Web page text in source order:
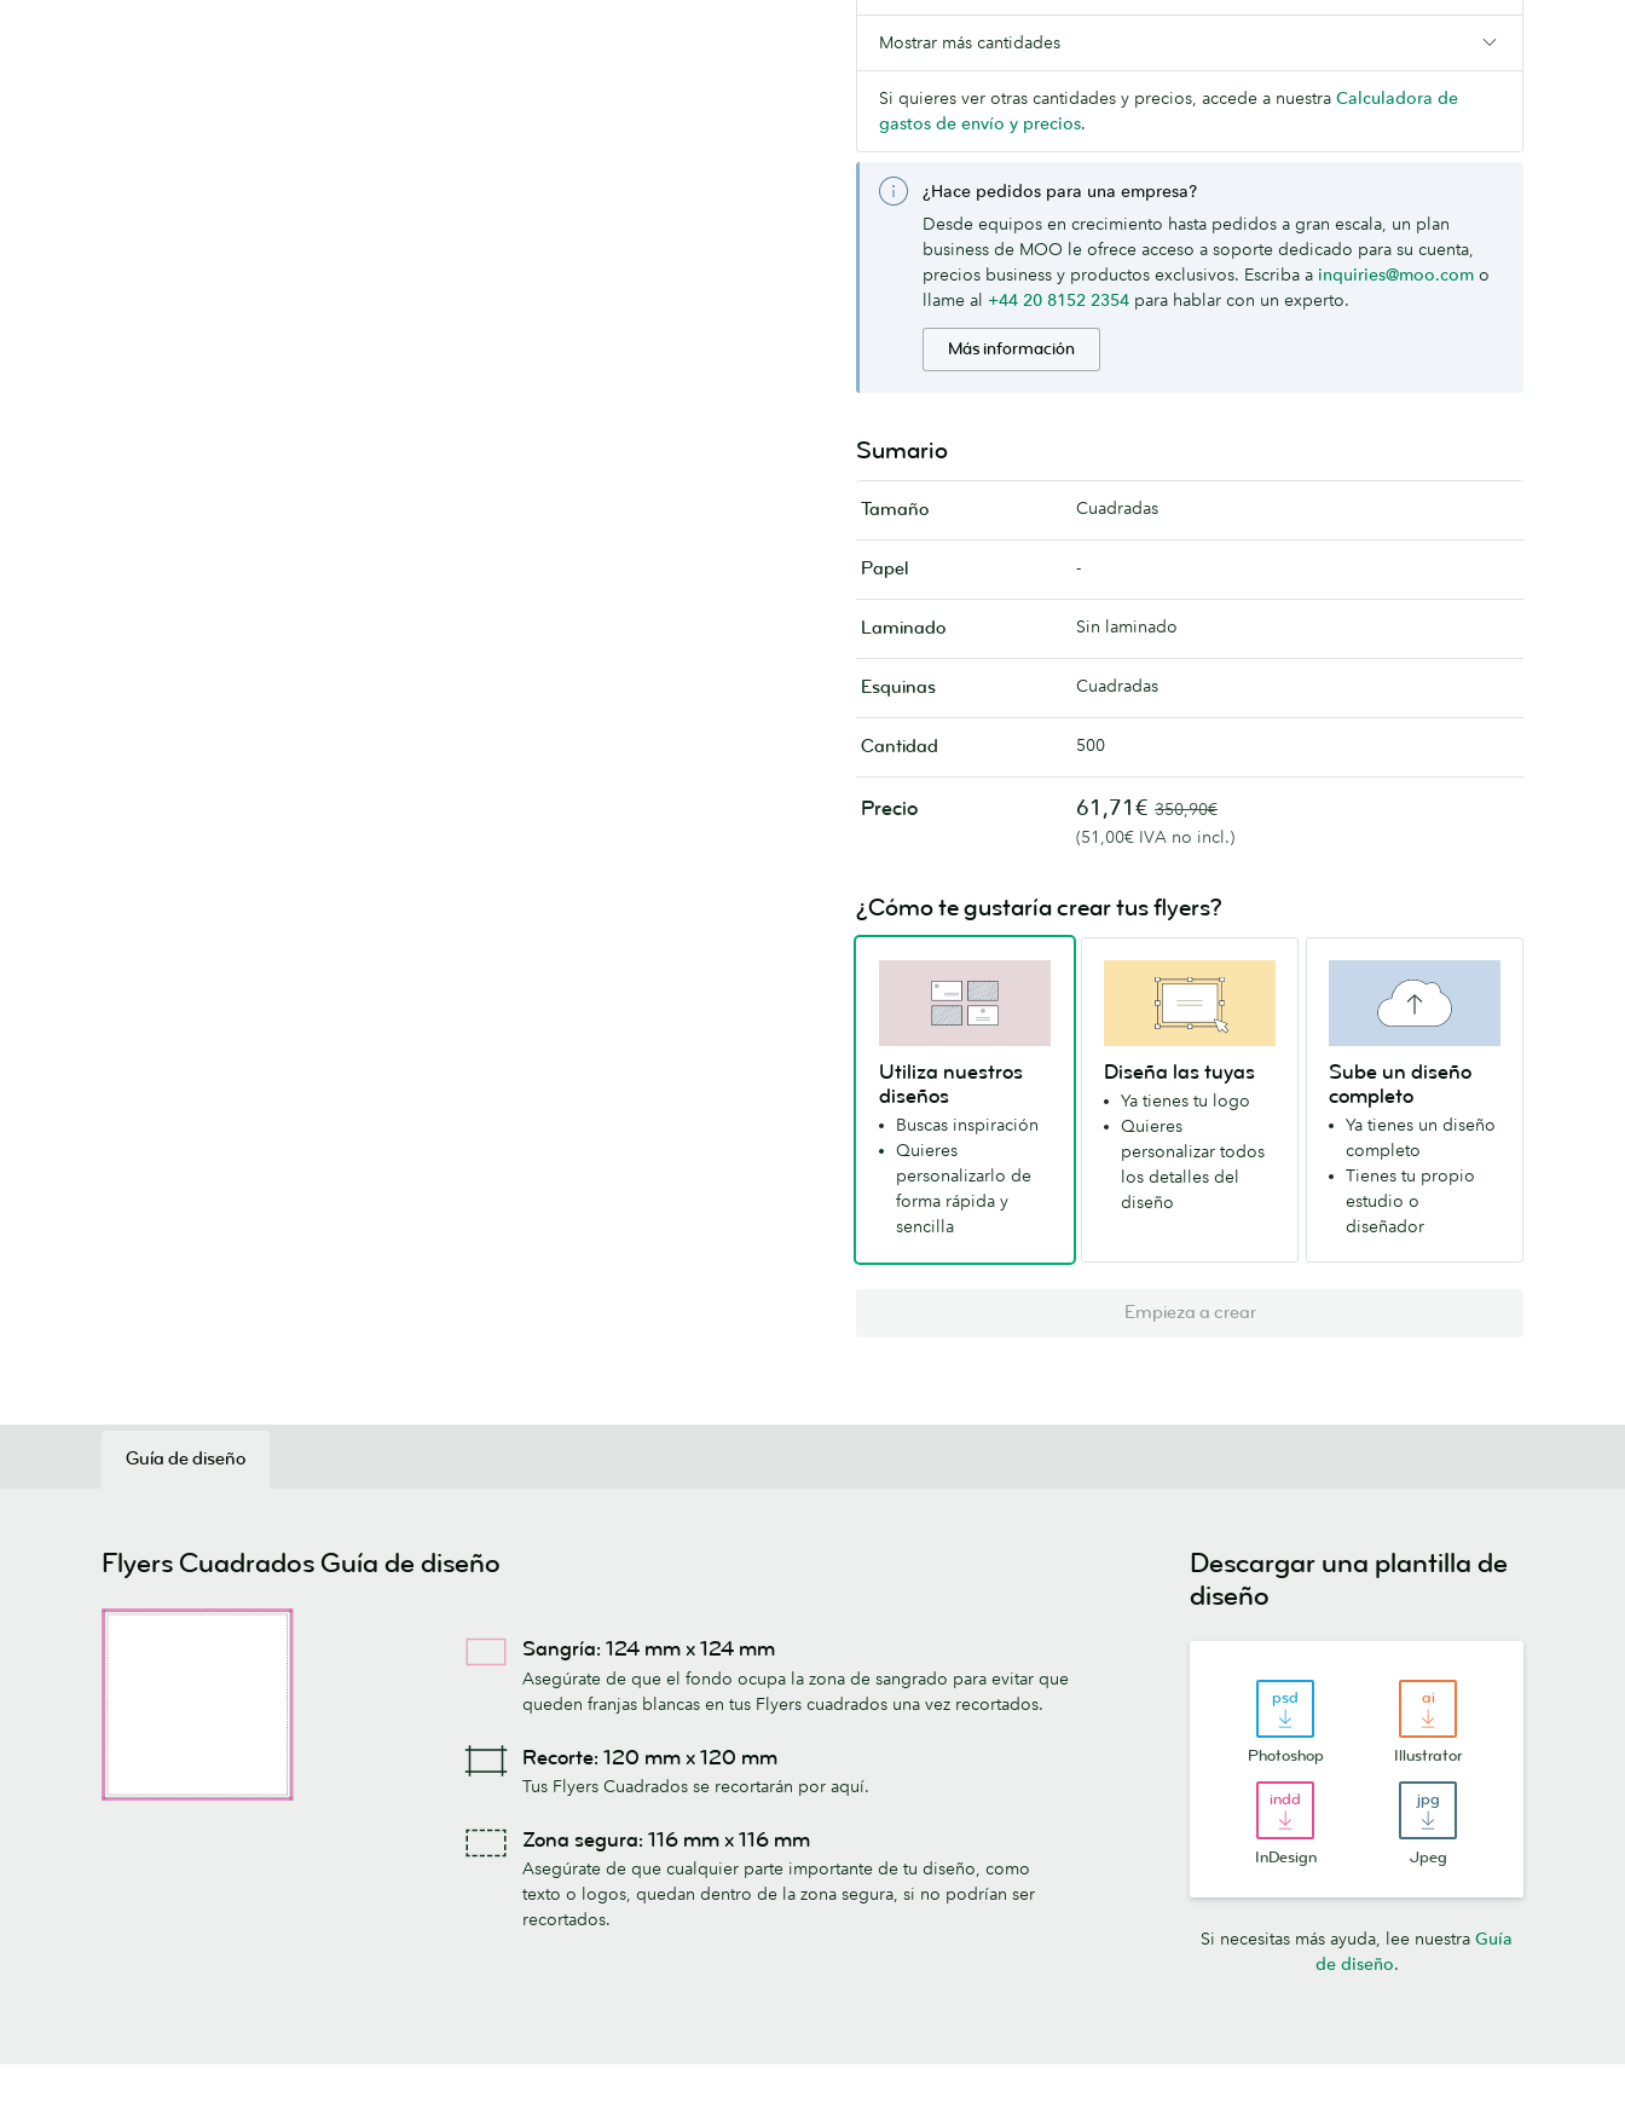
Mostrar más cantidades
Si quieres ver otras cantidades y precios, accede a nuestra Calculadora de
gastos de envío y precios.
¿Hace pedidos para una empresa?
Desde equipos en crecimiento hasta pedidos a gran escala, un plan
business de MOO le ofrece acceso a soporte dedicado para su cuenta,
precios business y productos exclusivos. Escriba a inquiries@moo.com o
llame al +44 20 8152 2354 para hablar con un experto.
Más información
Sumario
Tamaño Cuadradas
Papel -
Laminado Sin laminado
Esquinas Cuadradas
Cantidad 500
Precio 61,71€ 350,90€
(51,00€ IVA no incl.)
¿Cómo te gustaría crear tus flyers?
Utiliza nuestros
diseños
Buscas inspiración
Quieres
personalizarlo de
forma rápida y
sencilla
Diseña las tuyas
Ya tienes tu logo
Quieres
personalizar todos
los detalles del
diseño
Sube un diseño
completo
Ya tienes un diseño
completo
Tienes tu propio
estudio o
diseñador
Empieza a crear
Guía de diseño
Flyers Cuadrados Guía de diseño
Sangría: 124 mm x 124 mm
Asegúrate de que el fondo ocupa la zona de sangrado para evitar que
queden franjas blancas en tus Flyers cuadrados una vez recortados.
Recorte: 120 mm x 120 mm
Tus Flyers Cuadrados se recortarán por aquí.
Zona segura: 116 mm x 116 mm
Asegúrate de que cualquier parte importante de tu diseño, como
texto o logos, quedan dentro de la zona segura, si no podrían ser
recortados.
Descargar una plantilla de
diseño
Photoshop Illustrator
InDesign Jpeg
Si necesitas más ayuda, lee nuestra Guía
de diseño.